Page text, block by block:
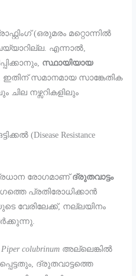
(ഒരുമരം മറ്റൊന്നിൽ
എന്നാൽ,
സ്ഥായിയായ
സമാനമായ സാങ്കേതിക
നഴ്സറികളിലും
(Disease Resistance
രോഗമാണ്ദ്രുതവാട്ടം
പ്രതിരോധിക്കാൻ
വേരിലേക്ക്, നല്ലയിനം
Piper colubrinum അല്ലെങ്കിൽ
ദ്രുതവാട്ടത്തെ